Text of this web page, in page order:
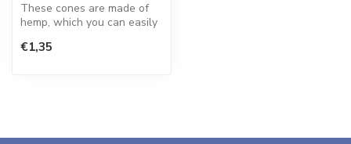
These cones are made of
hemp, which you can easily
€1,35